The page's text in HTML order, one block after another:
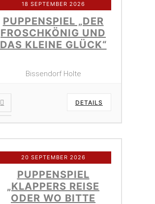
18 SEPTEMBER 2026
PUPPENSPIEL „DER
FROSCHKÖNIG UND
DAS KLEINE GLÜCK“
Bissendorf Holte
DETAILS
20 SEPTEMBER 2026
PUPPENSPIEL
„KLAPPERS REISE
ODER WO BITTE